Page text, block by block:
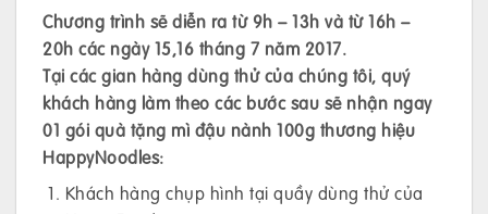
Chương trình sẽ diễn ra từ 9h – 13h và từ 16h –
20h các ngày 15,16 tháng 7 năm 2017.
Tại các gian hàng dùng thử của chúng tôi, quý
khách hàng làm theo các bước sau sẽ nhận ngay
01 gói quà tặng mì đậu nành 100g thương hiệu
HappyNoodles:
Khách hàng chụp hình tại quầy dùng thử của